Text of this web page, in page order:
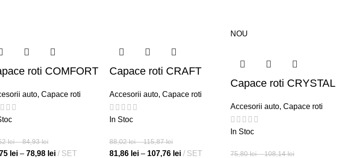
roti COMFORT
auto, Capace roti
lei–84,93lei
lei– 78,98 lei
SET
Capace roti CRAFT
Accesorii auto, Capace roti
In Stoc
88,02lei–115,87lei
81,86 lei– 107,76 lei
SET
NOU
Capace roti CRYSTAL
Accesorii auto, Capace roti
In Stoc
75,80lei–108,14lei